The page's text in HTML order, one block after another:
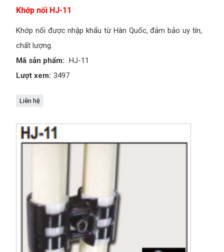
Khớp nối HJ-11
Khớp nối được nhập khẩu từ Hàn Quốc, đảm bảo uy tín,
chất lượng.
Mã sản phẩm: HJ-11
Lượt xem: 3497
Liên hệ